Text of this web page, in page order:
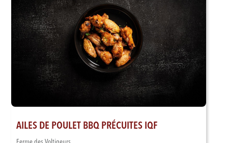
AILES DE POULET BBQ PRÉCUITES IQF